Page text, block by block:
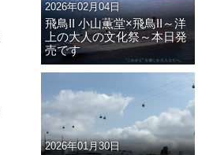
2026年02月04日
飛鳥II 小山薫堂×飛鳥II～洋
上の大人の文化祭～本日発
売です
2026年01月30日